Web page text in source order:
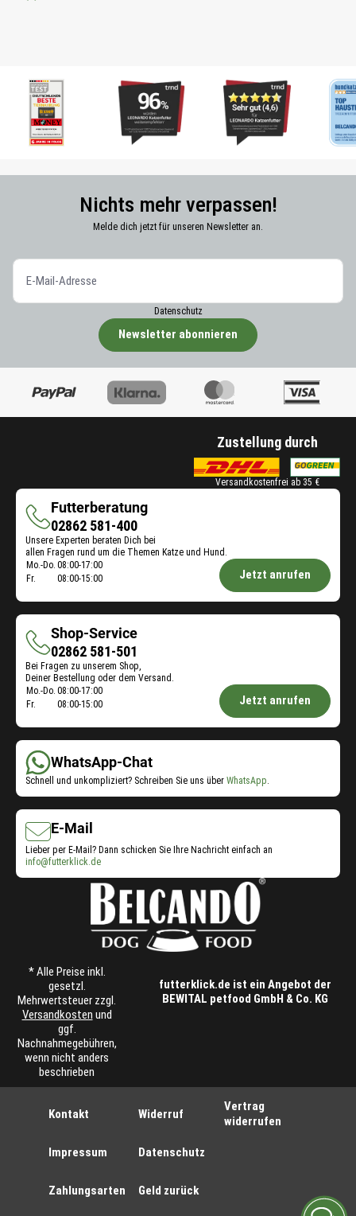
Nichts mehr verpassen!
Melde dich jetzt für unseren Newsletter an.
Datenschutz
Newsletter abonnieren
Zustellung durch
Versandkostenfrei ab 35 €
Futterberatung
Futterberatung
02862 581-400
Unsere Experten beraten Dich bei
allen Fragen rund um die Themen Katze und Hund.
Öffnungszeiten
Futterberatung:
Mo.-Do. 08:00-17:00
Fr.
08:00-15:00 Jetzt anrufen
Shop-Service
Shop-
Service
02862 581-501
Bei Fragen zu unserem Shop,
Deiner Bestellung oder dem Versand.
Öffnungszeiten
Shop-
Mo.-Do. 08:00-17:00
Fr.
08:00-15:00 Jetzt anrufen
WhatsApp-Chat
Schnell und unkompliziert? Schreiben Sie uns über WhatsApp
E-Mail
Lieber per E-Mail? Dann schicken Sie Ihre Nachricht einfach an
info@futterklick.de
* Alle Preise inkl.
gesetzl.
Mehrwertsteuer zzgl.
Versandkosten und
ggf.
Nachnahmegebühren,
wenn nicht anders
beschrieben
futterklick.de ist ein Angebot der
BEWITAL petfood GmbH & Co. KG
Kontakt
Impressum
Zahlungsarten
Widerruf
Datenschutz
Geld zurück
Vertrag
widerrufen